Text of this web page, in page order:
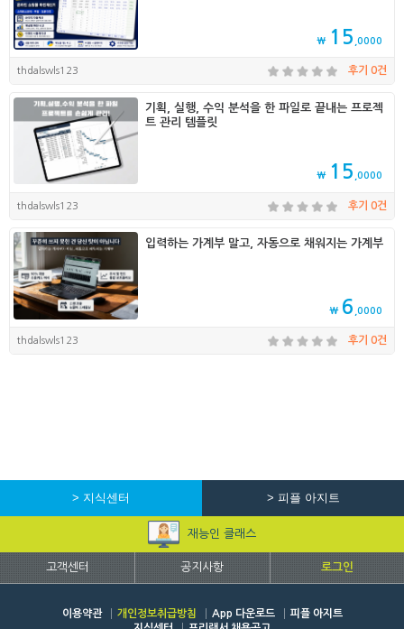
₩ 15 ,0000
thdalswls123 후기 0건
기획, 실행, 수익 분석을 한 파일로 끝내는 프로젝
트 관리 템플릿
₩ 15 ,0000
thdalswls123 후기 0건
입력하는 가계부 말고, 자동으로 채워지는 가계부
₩ 6 ,0000
thdalswls123 후기 0건
> 지식센터 > 피플 아지트
재능인 클래스
고객센터 공지사항 로그인
이용약관 개인정보취급방침 App 다운로드
피플 아지트